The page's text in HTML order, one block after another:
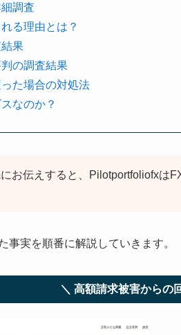
調査
る理由とは？
果
の調査結果
た場合の対処法
なのか？
お伝えすると、Pilotportfoliofxは
事実を順番に解説していきます。
＼ 高額請求被害からの